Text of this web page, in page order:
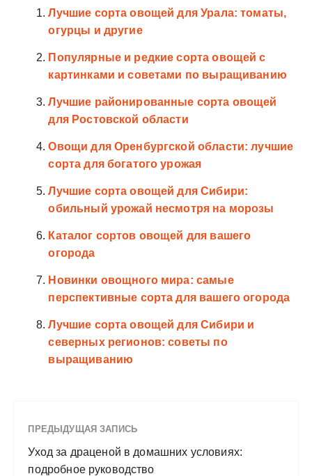
Лучшие сорта овощей для Урала: томаты,
огурцы и другие
Популярные и редкие сорта овощей с
картинками и советами по выращиванию
Лучшие районированные сорта овощей
для Ростовской области
Овощи для Оренбургской области: лучшие
сорта для богатого урожая
Лучшие сорта овощей для Сибири:
обильный урожай несмотря на морозы
Каталог сортов овощей для вашего
огорода
Новинки овощного мира: самые
перспективные сорта для вашего огорода
Лучшие сорта овощей для Сибири и
северных регионов: советы по
выращиванию
ПРЕДЫДУЩАЯ ЗАПИСЬ
Уход за драценой в домашних условиях:
подробное руководство